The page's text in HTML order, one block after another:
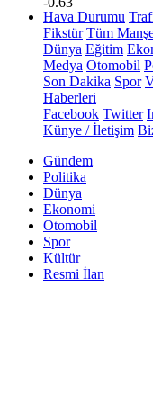
Hava Durumu
Fikstür Tüm
Dünya Eğitim
Medya Otomobil
Son Dakika Spor
Haberleri
Facebook Twitter
Künye / İletişim
Gündem
Politika
Dünya
Ekonomi
Otomobil
Spor
Kültür
Resmi İlan